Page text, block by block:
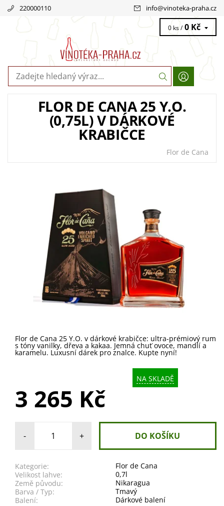
220000110 info@vinoteka-praha.cz
0 ks / 0 Kč
FLOR DE CANA 25 Y.O.
(0,75L) V DÁRKOVÉ
KRABIČCE
Flor de Cana
Flor de Cana 25 Y.O. v dárkové krabičce: ultra-prémiový rum
s tóny vanilky, dřeva a kakaa. Jemná chuť ovoce, mandlí a
karamelu. Luxusní dárek pro znalce. Kupte nyní!
NA SKLADĚ
3 265 Kč
- +
Kategorie:
Flor de Cana
Velikost lahve:
0,7l
Země původu:
Nikaragua
Barva / Typ:
Tmavý
Balení:
Dárkové balení